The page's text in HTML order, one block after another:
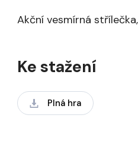
Akční vesmírná
Ke stažení
Plná hra